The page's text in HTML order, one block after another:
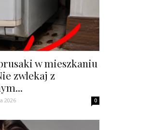
w mieszkaniu
zwlekaj z
2026 0